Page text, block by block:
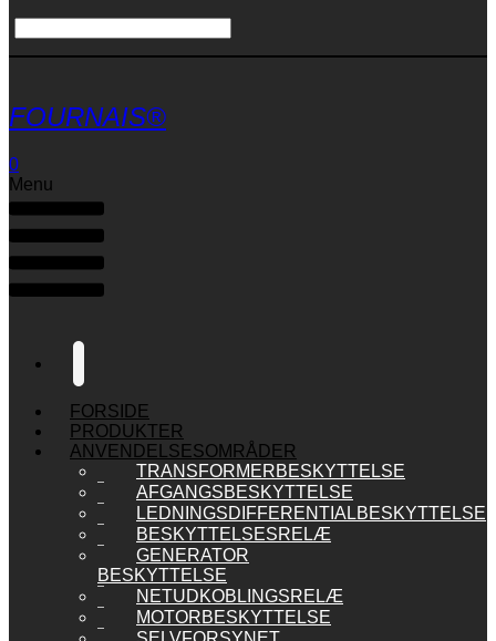
FOURNAIS®
0
Menu
FORSIDE
PRODUKTER
ANVENDELSESOMRÅDER
TRANSFORMERBESKYTTELSE
AFGANGSBESKYTTELSE
LEDNINGSDIFFERENTIALBESKYTTELSE
BESKYTTELSESRELÆ
GENERATOR
BESKYTTELSE
NETUDKOBLINGSRELÆ
MOTORBESKYTTELSE